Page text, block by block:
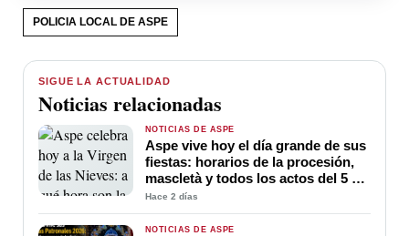
POLICIA LOCAL DE ASPE
SIGUE LA ACTUALIDAD
Noticias relacionadas
NOTICIAS DE ASPE
Aspe vive hoy el día grande de sus
fiestas: horarios de la procesión,
mascletà y todos los actos del 5 de
agosto
Hace 2 días
NOTICIAS DE ASPE